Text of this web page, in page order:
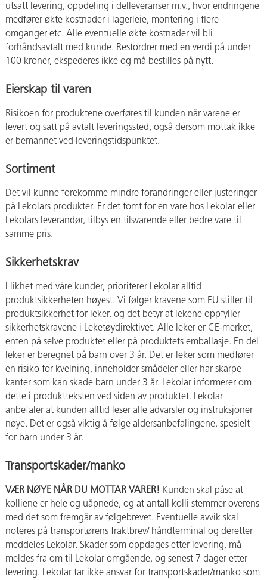
utsatt levering, oppdeling i delleveranser m.v., hvor endringene
medfører økte kostnader i lagerleie, montering i flere
omganger etc. Alle eventuelle økte kostnader vil bli
forhåndsavtalt med kunde. Restordrer med en verdi på under
100 kroner, ekspederes ikke og må bestilles på nytt.
Eierskap til varen
Risikoen for produktene overføres til kunden når varene er
levert og satt på avtalt leveringssted, også dersom mottak ikke
er bemannet ved leveringstidspunktet.
Sortiment
Det vil kunne forekomme mindre forandringer eller justeringer
på Lekolars produkter. Er det tomt for en vare hos Lekolar eller
Lekolars leverandør, tilbys en tilsvarende eller bedre vare til
samme pris.
Sikkerhetskrav
I likhet med våre kunder, prioriterer Lekolar alltid
produktsikkerheten høyest. Vi følger kravene som EU stiller til
produktsikkerhet for leker, og det betyr at lekene oppfyller
sikkerhetskravene i Leketøydirektivet. Alle leker er CE-merket,
enten på selve produktet eller på produktets emballasje. En del
leker er beregnet på barn over 3 år. Det er leker som medfører
en risiko for kvelning, inneholder smådeler eller har skarpe
kanter som kan skade barn under 3 år. Lekolar informerer om
dette i produktteksten ved siden av produktet. Lekolar
anbefaler at kunden alltid leser alle advarsler og instruksjoner
nøye. Det er også viktig å følge aldersanbefalingene, spesielt
for barn under 3 år.
Transportskader/manko
VÆR NØYE NÅR DU MOTTAR VARER! Kunden skal påse at
kolliene er hele og uåpnede, og at antall kolli stemmer overens
med det som fremgår av følgebrevet. Eventuelle avvik skal
noteres på transportørens fraktbrev/ håndterminal og deretter
meddeles Lekolar. Skader som oppdages etter levering, må
meldes fra om til Lekolar omgående, og senest 7 dager etter
levering. Lekolar tar ikke ansvar for transportskader/manko som